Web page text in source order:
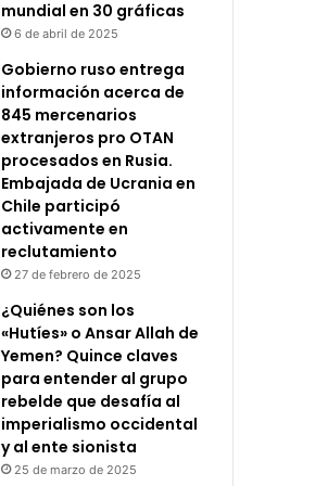
mundial en 30 gráficas
6 de abril de 2025
Gobierno ruso entrega
información acerca de
845 mercenarios
extranjeros pro OTAN
procesados en Rusia.
Embajada de Ucrania en
Chile participó
activamente en
reclutamiento
27 de febrero de 2025
¿Quiénes son los
«Hutíes» o Ansar Allah de
Yemen? Quince claves
para entender al grupo
rebelde que desafía al
imperialismo occidental
y al ente sionista
25 de marzo de 2025